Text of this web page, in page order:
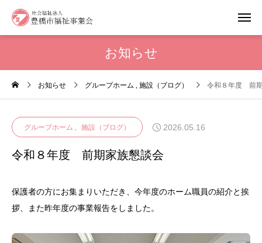
お知らせ
お知らせ グループホーム 施設（ブログ） 令和８年度 前
グループホーム 施設（ブログ） 2026.05.16
令和８年度 前期家族懇談会
保護者の方にお集まりいただき、今年度のホーム職員の紹介と挨
拶、また昨年度の事業報告をしました。